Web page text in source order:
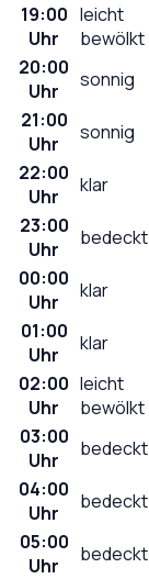
19:00
Uhr
leicht
bewölkt
20:00
Uhr
sonnig
21:00
Uhr
sonnig
22:00
Uhr
klar
23:00
Uhr
bedeckt
00:00
Uhr
klar
01:00
Uhr
klar
02:00
Uhr
leicht
bewölkt
03:00
Uhr
bedeckt
04:00
Uhr
bedeckt
05:00
Uhr
bedeckt